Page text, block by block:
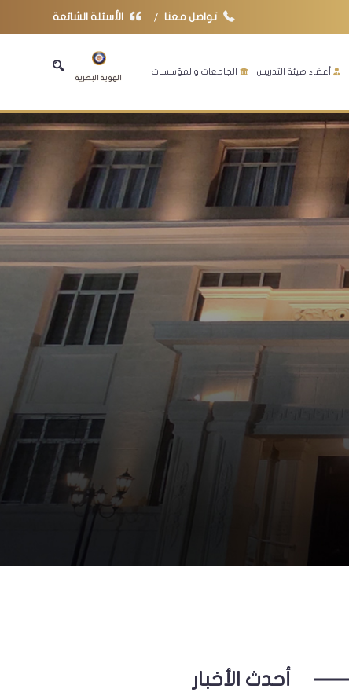
تواصل معنا الأسئلة الشائعة
أعضاء هيئة التدريس الجامعات والمؤسسات
الهوية البصرية
أحدث الأخبار